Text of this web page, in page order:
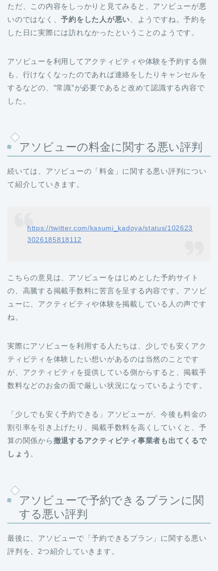
ただ、この内容をしっかりと見てみると、アソビューが悪
いのではなく、予約をした人が悪い 、ようですね。予約を
した日に実際には訪れなかったということのようです。
アソビューを利用してアクティビティや体験を予約する側
も、行けなくなったのであれば連絡をしたりキャンセルを
するなどの、”常識”が必要であると改めて認識する内容で
した。
アソビューの料金に関する悪い評判
続いては、アソビューの「料金」に関する悪い評判につい
て紹介していきます。
https://twitter.com/kasumi_kadoya/status/102623
3026185818112
こちらの意見は、アソビューをはじめとした予約サイト
の、高騰する掲載手数料に苦言を呈する内容です。アソビ
ューに、アクティビティや体験を掲載している人の声です
ね。
実際にアソビューを利用する人たちは、少しでも安くアク
ティビティを体験したい想いがあるのは当然のことです
が、アクティビティを提供している側からすると、掲載手
数料などのお金の面で厳しい状況になっているようです。
「少しでも安く予約できる」アソビューが、今後も料金の
割引率を引き上げたり、掲載手数料を高くしていくと、予
算の関係から撤退するアクティビティ事業者も出てくるで
しょう 。
アソビューで予約できるプランに関
する悪い評判
最後に、アソビューで「予約できるプラン」に関する悪い
評判を、2つ紹介していきます。